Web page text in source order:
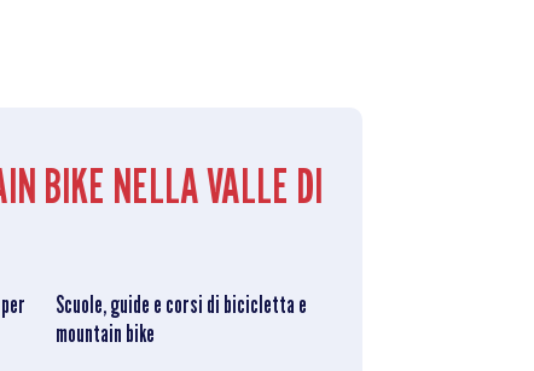
BIKE NELLA VALLE DI
Scuole, guide e corsi di bicicletta e
mountain bike